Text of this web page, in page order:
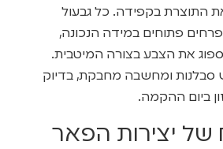
התוצרת בקפידה. כל גבעול
פתוחים במידה הנכונה,
את הצבע בצורה המיטבית.
סבלנות ומחשבה מחבקת, בדיוק
ביום ההקמה.
של יצירות הפאר